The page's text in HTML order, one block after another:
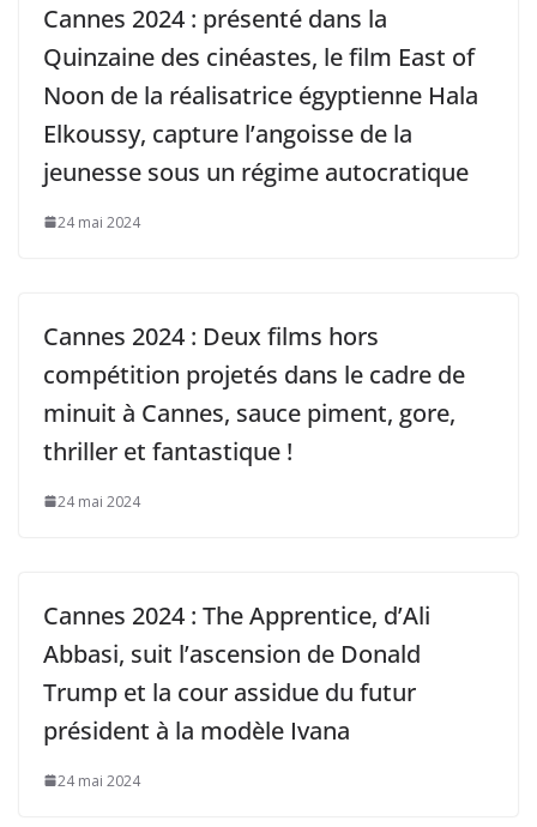
Cannes 2024 : présenté dans la
Quinzaine des cinéastes, le film East of
Noon de la réalisatrice égyptienne Hala
Elkoussy, capture l’angoisse de la
jeunesse sous un régime autocratique
24 mai 2024
Cannes 2024 : Deux films hors
compétition projetés dans le cadre de
minuit à Cannes, sauce piment, gore,
thriller et fantastique !
24 mai 2024
Cannes 2024 : The Apprentice, d’Ali
Abbasi, suit l’ascension de Donald
Trump et la cour assidue du futur
président à la modèle Ivana
24 mai 2024